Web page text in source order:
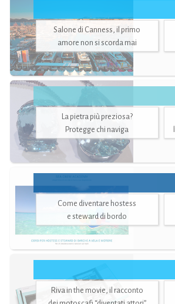
Salone di Canness, il primo
amore non si scorda mai
La pietra più preziosa?
Protegge chi naviga
Come diventare hostess
e steward di bordo
Riva in the movie, il racconto